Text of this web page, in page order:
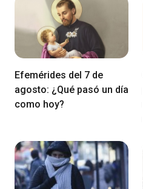
Efemérides del 7 de
agosto: ¿Qué pasó un día
como hoy?